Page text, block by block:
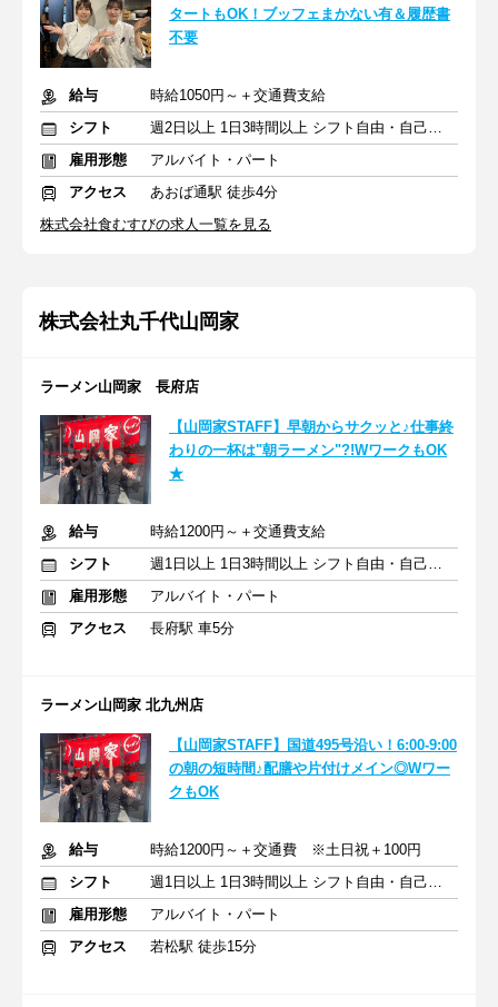
タートもOK！ブッフェまかない有＆履歴書
不要
給与
時給1050円～＋交通費支給
シフト
週2日以上 1日3時間以上 シフト自由・自己申告
雇用形態
アルバイト・パート
アクセス
あおば通駅 徒歩4分
株式会社食むすびの求人一覧を見る
株式会社丸千代山岡家
ラーメン山岡家 長府店
【山岡家STAFF】早朝からサクッと♪仕事終
わりの一杯は"朝ラーメン"?!WワークもOK
★
給与
時給1200円～＋交通費支給
シフト
週1日以上 1日3時間以上 シフト自由・自己申告
雇用形態
アルバイト・パート
アクセス
長府駅 車5分
ラーメン山岡家 北九州店
【山岡家STAFF】国道495号沿い！6:00-9:00
の朝の短時間♪配膳や片付けメイン◎Wワー
クもOK
給与
時給1200円～＋交通費 ※土日祝＋100円
シフト
週1日以上 1日3時間以上 シフト自由・自己申告
雇用形態
アルバイト・パート
アクセス
若松駅 徒歩15分